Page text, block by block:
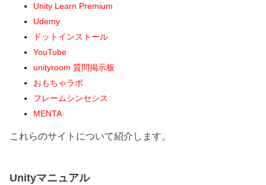
Unity Learn Premium
Udemy
ドットインストール
YouTube
unityroom 質問掲示板
おもちゃラボ
フレームシンセシス
MENTA
これらのサイトについて紹介します。
Unityマニュアル